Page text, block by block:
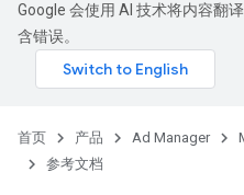
Google 会使用 AI 技术将内容翻
含错误。
首页 产品 Ad Manager
参考文档